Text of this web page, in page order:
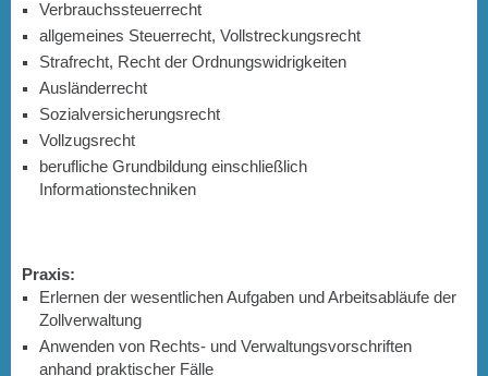
Verbrauchssteuerrecht
allgemeines Steuerrecht, Vollstreckungsrecht
Strafrecht, Recht der Ordnungswidrigkeiten
Ausländerrecht
Sozialversicherungsrecht
Vollzugsrecht
berufliche Grundbildung einschließlich
Informationstechniken
Praxis:
Erlernen der wesentlichen Aufgaben und Arbeitsabläufe der
Zollverwaltung
Anwenden von Rechts- und Verwaltungsvorschriften
anhand praktischer Fälle